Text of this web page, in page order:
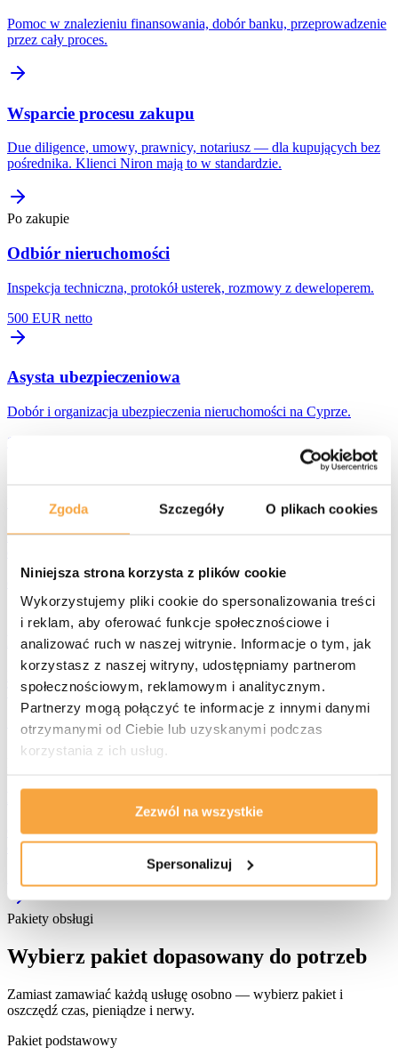
Zgoda Szczegóły O plikach cookies
Niniejsza strona korzysta z plików cookie
Wykorzystujemy pliki cookie do spersonalizowania treści
i reklam, aby oferować funkcje społecznościowe i
analizować ruch w naszej witrynie. Informacje o tym, jak
korzystasz z naszej witryny, udostępniamy partnerom
społecznościowym, reklamowym i analitycznym.
Partnerzy mogą połączyć te informacje z innymi danymi
otrzymanymi od Ciebie lub uzyskanymi podczas
korzystania z ich usług.
Zezwól na wszystkie
Spersonalizuj
Pomoc w znalezieniu finansowania, dobór banku, przeprowadzenie
przez cały proces.
Wsparcie procesu zakupu
Due diligence, umowy, prawnicy, notariusz — dla kupujących bez
pośrednika. Klienci Niron mają to w standardzie.
Po zakupie
Odbiór nieruchomości
Inspekcja techniczna, protokół usterek, rozmowy z deweloperem.
500 EUR netto
Asysta ubezpieczeniowa
Dobór i organizacja ubezpieczenia nieruchomości na Cyprze.
100 EUR netto
Serwis wyposażenia
Projekt, zakupy, montaż — nieruchomość gotowa do użycia od A
od 1 500 EUR netto
Przygotowanie do wynajmu
Koordynacja przekazania nieruchomości firmie zarządzającej — bez
Twojej obecności na Cyprze.
100 EUR netto
Konsultacje
Konsultacje podatkowe (Cypr)
Optymalizacja podatkowa dla właścicieli nieruchomości — z
doradcą podatkowym specjalizującym się w Cyprze.
Pakiety obsługi
Wybierz pakiet dopasowany do potrzeb
Zamiast zamawiać każdą usługę osobno — wybierz pakiet i
oszczędź czas, pieniądze i nerwy.
Pakiet podstawowy